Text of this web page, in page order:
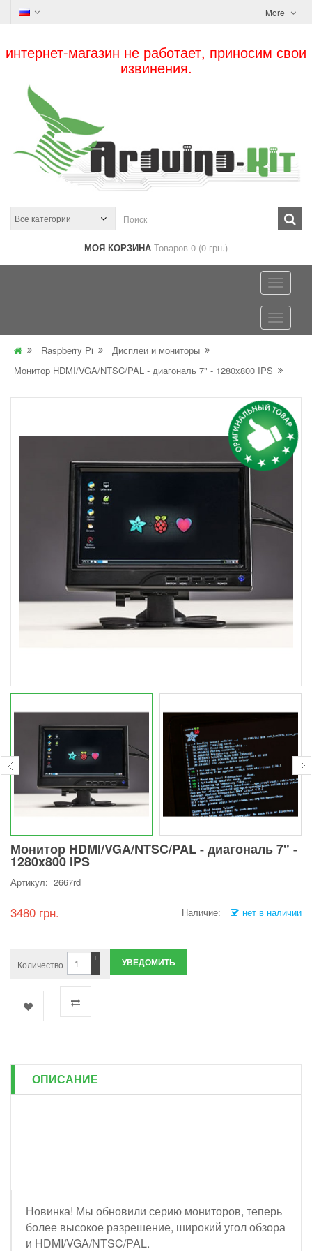
More
интернет-магазин не работает, приносим свои
извинения.
МОЯ КОРЗИНА Товаров 0 (0 грн.)
Raspberry Pi
Дисплеи и мониторы
Монитор HDMI/VGA/NTSC/PAL - диагональ 7" - 1280x800 IPS
Монитор HDMI/VGA/NTSC/PAL - диагональ 7" -
1280x800 IPS
Артикул: 2667rd
3480 грн. Наличие: нет в наличии
Количество −
+ УВЕДОМИТЬ
ОПИСАНИЕ
Новинка! Мы обновили серию мониторов, теперь
более высокое разрешение, широкий угол обзора
и HDMI/VGA/NTSC/PAL.